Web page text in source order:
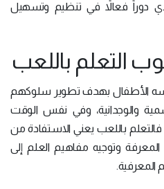
دوراً فعالاً في تنظيم وتسهيل
التعلم باللعب
الأطفال بهدف تطوير سلوكهم
والوجدانية، وفي نفس الوقت
باللعب يعني الاستفادة من
وتوجيه مفاهيم العلم إلى
المعرفية.